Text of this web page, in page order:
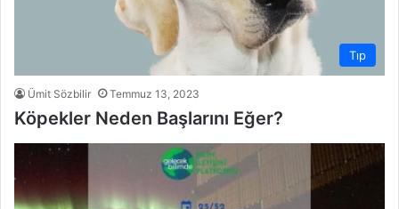
Tıp
Ümit Sözbilir Temmuz 13, 2023
Köpekler Neden Başlarını Eğer?